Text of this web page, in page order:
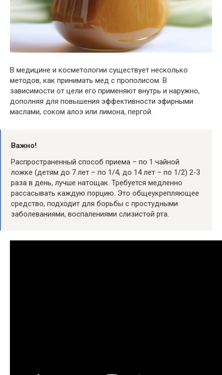
В медицине и косметологии существует несколько
методов, как принимать мед с прополисом. В
зависимости от цели его применяют внутрь и наружно,
дополняя для повышения эффективности эфирными
маслами, соком алоэ или лимона, пергой.
Важно!
Распространенный способ приема – по 1 чайной
ложке (детям до 7 лет – по 1/4, до 14 лет – по 1/2) 2-3
раза в день, лучше натощак. Требуется медленно
рассасывать каждую порцию. Это общеукрепляющее
средство, подходит для борьбы с простудными
заболеваниями, воспалениями слизистой рта.